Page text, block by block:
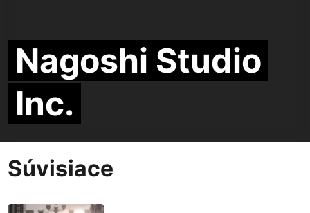
Nagoshi Studio
Inc.
Súvisiace